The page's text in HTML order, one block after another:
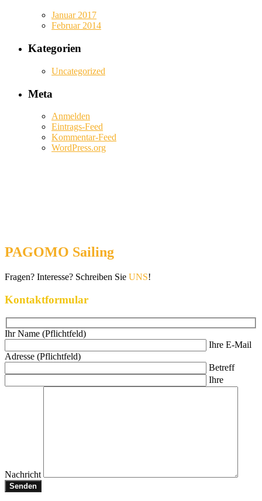
Januar 2017
Februar 2014
Kategorien
Uncategorized
Meta
Anmelden
Eintrags-Feed
Kommentar-Feed
WordPress.org
PAGOMO Sailing
Fragen? Interesse? Schreiben Sie UNS!
Kontaktformular
Ihr Name (Pflichtfeld)
Ihre E-Mail
Adresse (Pflichtfeld)
Betreff
Ihre
Nachricht